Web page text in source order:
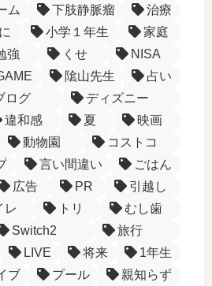
ム 下肢静脈瘤
治療
小学１年生
家庭
強 くせ
NISA
隂山先生
占い
ログ
ディズニー
違和感 夏
映画
動物園
コストコ
言い間違い
ごはん
広告 PR
引越し
レ トリ
むし歯
Switch2
旅行
LIVE 将来
1年生
ブ プール 親知らず